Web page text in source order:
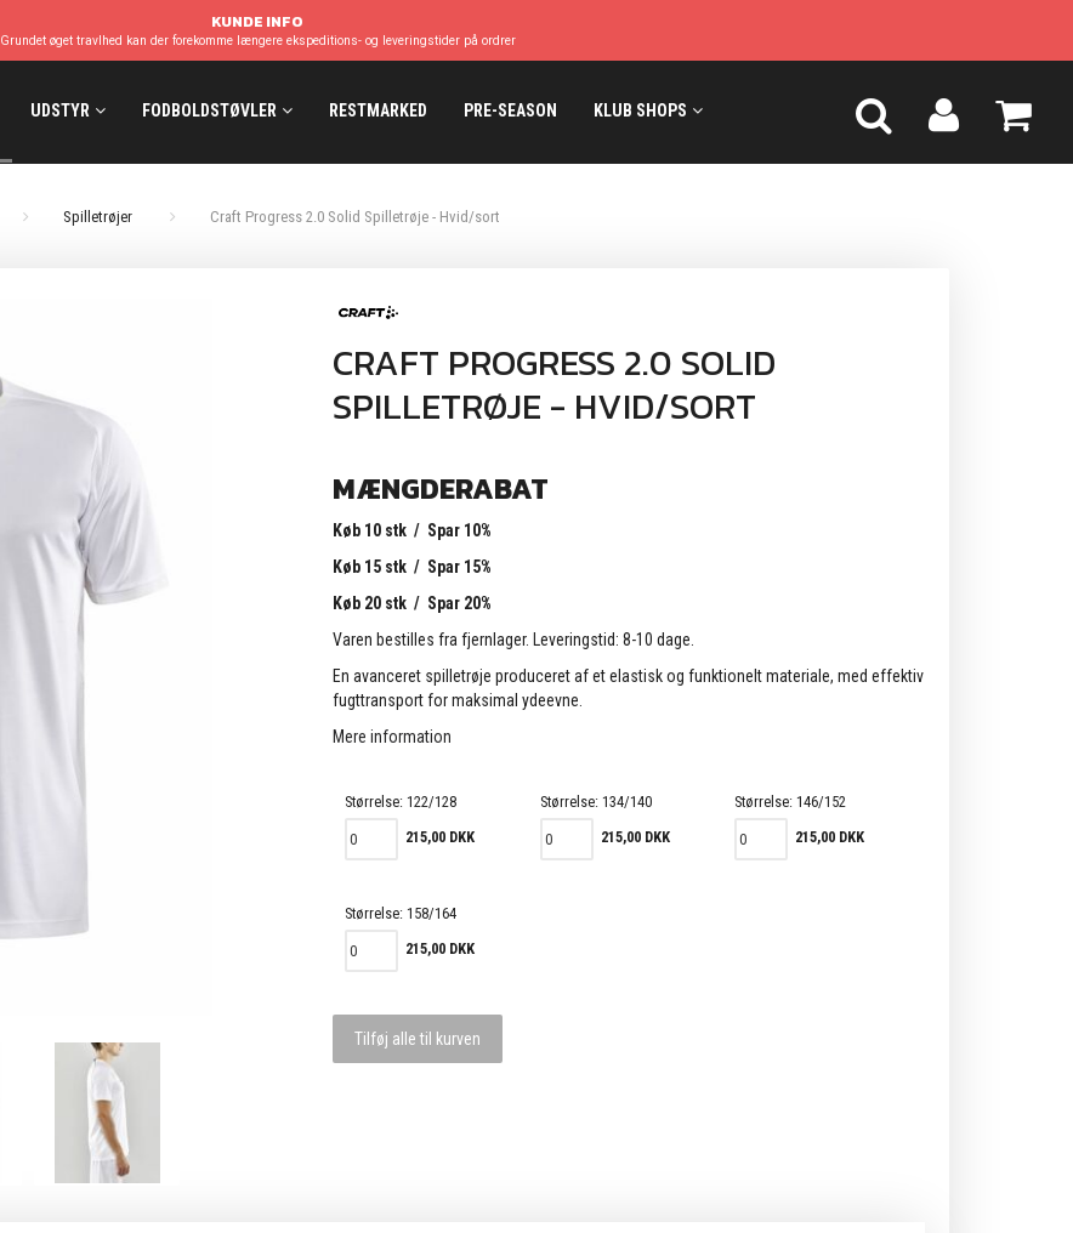
KUNDE INFO
Grundet øget travlhed kan der forekomme længere ekspeditions- og leveringstider på ordrer
UDSTYR FODBOLDSTØVLER RESTMARKED PRE-SEASON KLUB SHOPS
Spilletrøjer Craft Progress 2.0 Solid Spilletrøje - Hvid/sort
CRAFT PROGRESS 2.0 SOLID
SPILLETRØJE - HVID/SORT
MÆNGDERABAT
Køb 10 stk / Spar 10%
Køb 15 stk / Spar 15%
Køb 20 stk / Spar 20%
Varen bestilles fra fjernlager. Leveringstid: 8-10 dage.
En avanceret spilletrøje produceret af et elastisk og funktionelt materiale, med effektiv
fugttransport for maksimal ydeevne.
Mere information
Størrelse:122/128
215,00 DKK
Størrelse: 134/140
215,00 DKK
Størrelse:146/152
215,00 DKK
Størrelse:158/164
215,00 DKK
Tilføj alle til kurven